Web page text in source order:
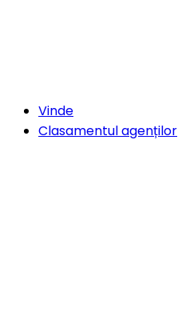
Vinde
Clasamentul agenților